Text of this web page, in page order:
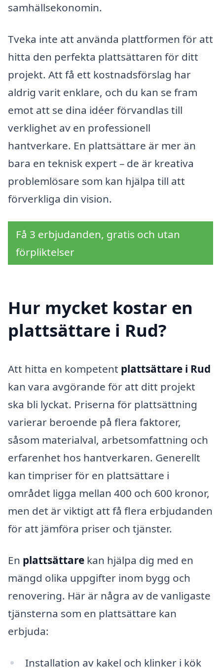
samhällsekonomin.
Tveka inte att använda plattformen för att
hitta den perfekta plattsättaren för ditt
projekt. Att få ett kostnadsförslag har
aldrig varit enklare, och du kan se fram
emot att se dina idéer förvandlas till
verklighet av en professionell
hantverkare. En plattsättare är mer än
bara en teknisk expert – de är kreativa
problemlösare som kan hjälpa till att
förverkliga din vision.
Få 3 erbjudanden, gratis och utan
förpliktelser
Hur mycket kostar en
plattsättare i Rud?
Att hitta en kompetent plattsättare i Rud
kan vara avgörande för att ditt projekt
ska bli lyckat. Priserna för plattsättning
varierar beroende på flera faktorer,
såsom materialval, arbetsomfattning och
erfarenhet hos hantverkaren. Generellt
kan timpriser för en plattsättare i
området ligga mellan 400 och 600 kronor,
men det är viktigt att få flera erbjudanden
för att jämföra priser och tjänster.
En plattsättare kan hjälpa dig med en
mängd olika uppgifter inom bygg och
renovering. Här är några av de vanligaste
tjänsterna som en plattsättare kan
erbjuda:
Installation av kakel och klinker i kök